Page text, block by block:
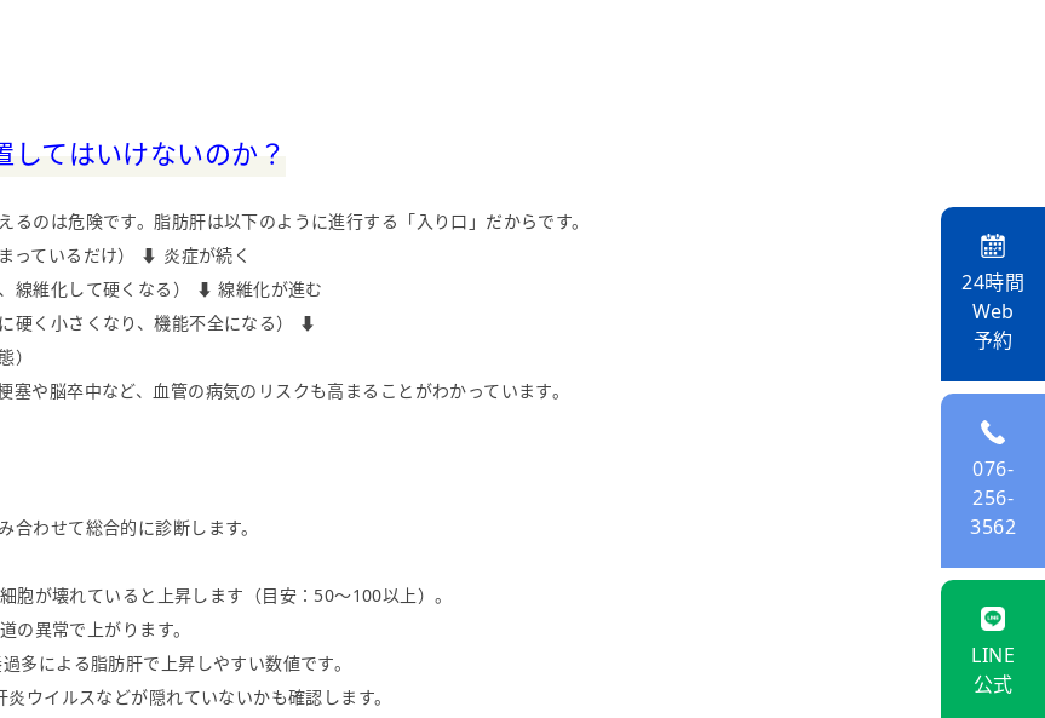
てはいけないのか？
のは危険です。脂肪肝は以下のように進行する「入り口」だからです。
っているだけ） ⬇ 炎症が続く
線維化して硬くなる） ⬇ 線維化が進む
硬く小さくなり、機能不全になる） ⬇
）
塞や脳卒中など、血管の病気のリスクも高まることがわかっています。
わせて総合的に診断します。
胞が壊れていると上昇します（目安：50〜100以上）。
の異常で上がります。
多による脂肪肝で上昇しやすい数値です。
ウイルスなどが隠れていないかも確認します。
24時間
Web
予約
076-
256-
3562
LINE
公式